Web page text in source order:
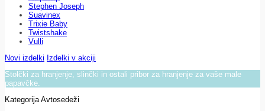
Stephen Joseph
Suavinex
Trixie Baby
Twistshake
Vulli
Novi izdelki Izdelki v akciji
Stolčki za hranjenje, slinčki in ostali pribor za hranjenje za vaše male
papavčke.
Kategorija Avtosedeži